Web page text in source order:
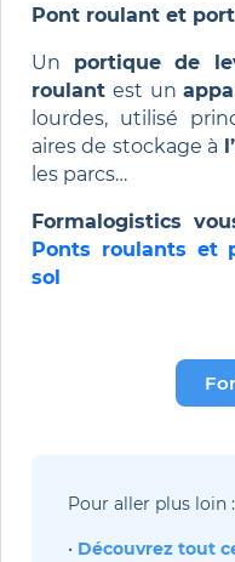
Pont roulant et
Un portique de
roulantest un
lourdes, utilisé
aires de stockage à
les parcs…
Formalogistics
Ponts roulants et
sol
Pour aller plus loin :
• Découvrez tout